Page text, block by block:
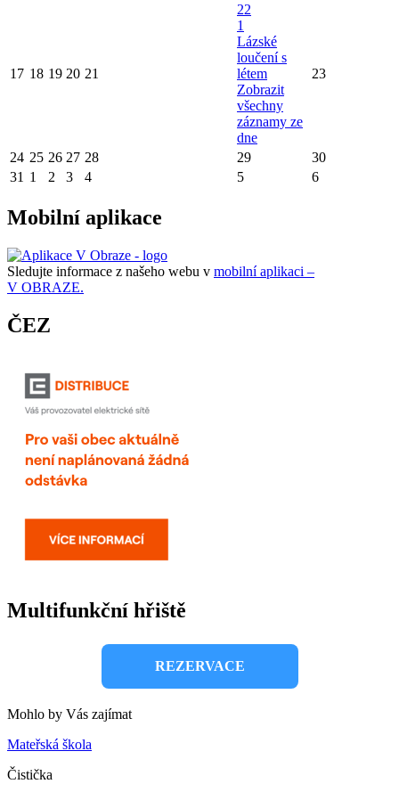
17 18 19 20 21
22
1
Lázské
loučení s
létem
Zobrazit
všechny
záznamy ze
dne
23
24 25 26 27 28 29
30
31 1 2 3 4 5 6
Mobilní aplikace
Sledujte informace z našeho webu v mobilní aplikaci –
V OBRAZE.
ČEZ
Multifunkční hřiště
REZERVACE
Mohlo by Vás zajímat
Mateřská škola
Čistička